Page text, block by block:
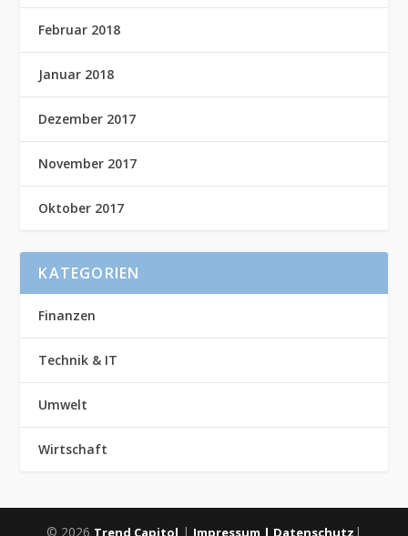
Februar 2018
Januar 2018
Dezember 2017
November 2017
Oktober 2017
KATEGORIEN
Finanzen
Technik & IT
Umwelt
Wirtschaft
© 2026 Trend Capitol | Impressum | Datenschutz |